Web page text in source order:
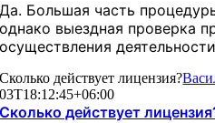
Да. Большая часть
однако выездная проверка
осуществления
Сколько действует лицензия?
03T18:12:45+06:00
Сколько действует